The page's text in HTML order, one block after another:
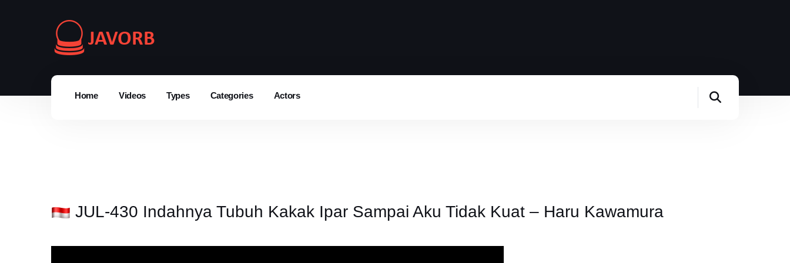
Home Videos Types Categories Actors
JUL-430 Indahnya Tubuh Kakak Ipar Sampai Aku Tidak Kuat – Haru Kawamura